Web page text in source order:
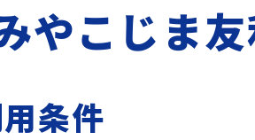
やこじま
条件